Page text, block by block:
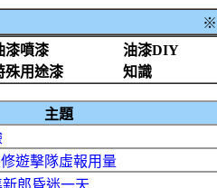
※
漆噴漆
油漆DIY
殊用途漆 知識
主題
遊擊隊虛報用量
郎昏迷一天